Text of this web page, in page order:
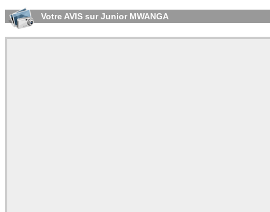
Votre AVIS sur Junior MWANGA